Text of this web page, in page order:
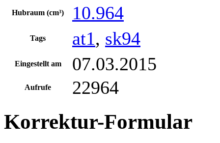
Hubraum (cm³) 10.964
Tags at1, sk94
Eingestellt am 07.03.2015
Aufrufe 22964
Korrektur-Formular